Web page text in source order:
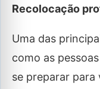
Recolocação
Uma das
como as
se preparar